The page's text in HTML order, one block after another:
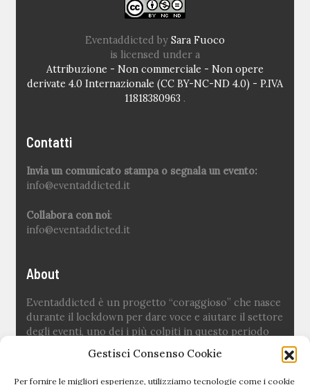
Gestisci Consenso Cookie
Per fornire le migliori esperienze, utilizziamo tecnologie come i cookie
Eventaddicted by Sara Fuoco
is licensed under a
Attribuzione - Non commerciale - Non opere
derivate 4.0 Internazionale (CC BY-NC-ND 4.0) - P.IVA
11818380963 .
Contatti
Invia un comunicato stampa o segnala un evento:
info@eventaddicted.it
Collabora con noi:
info@eventaddicted.it
About
Eventaddicted è un progetto “coraggioso” che nasce
durante il lockdown per dare voce e aiutare il settore
degli eventi, uno dei i più colpiti in questo periodo
Ideato e fondato da Sara Fuoco